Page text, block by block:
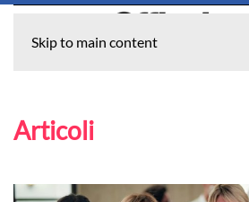
Skip to main content
Articoli